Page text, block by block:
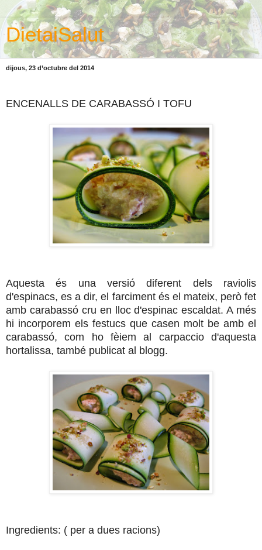
DietaiSalut
dijous, 23 d’octubre del 2014
ENCENALLS DE CARABASSÓ I TOFU
Aquesta és una versió diferent dels raviolis
d'espinacs, es a dir, el farciment és el mateix, però fet
amb carabassó cru en lloc d'espinac escaldat. A més
hi incorporem els festucs que casen molt be amb el
carabassó, com ho fèiem al carpaccio d'aquesta
hortalissa, també publicat al blogg.
Ingredients: ( per a dues racions)